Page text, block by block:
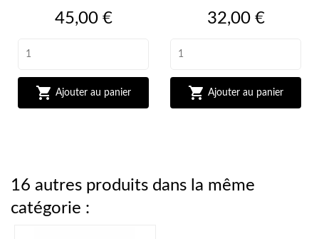
Prix
45,00 €
 Ajouter au panier
Prix
32,00 €
 Ajouter au panier
16 autres produits dans la même
catégorie :